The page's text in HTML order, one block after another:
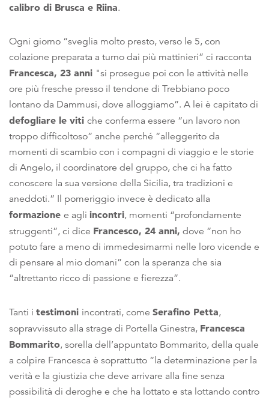
calibro di Brusca e Riina.
Ogni giorno “sveglia molto presto, verso le 5, con
colazione preparata a turno dai più mattinieri” ci racconta
Francesca, 23 anni "si prosegue poi con le attività nelle
ore più fresche presso il tendone di Trebbiano poco
lontano da Dammusi, dove alloggiamo”. A lei è capitato di
defogliare le viti che conferma essere “un lavoro non
troppo difficoltoso” anche perché “alleggerito da
momenti di scambio con i compagni di viaggio e le storie
di Angelo, il coordinatore del gruppo, che ci ha fatto
conoscere la sua versione della Sicilia, tra tradizioni e
aneddoti.” Il pomeriggio invece è dedicato alla
formazione e agli incontri, momenti “profondamente
struggenti”, ci dice Francesco, 24 anni, dove “non ho
potuto fare a meno di immedesimarmi nelle loro vicende e
di pensare al mio domani” con la speranza che sia
“altrettanto ricco di passione e fierezza”.
Tanti i testimoni incontrati, come Serafino Petta,
sopravvissuto alla strage di Portella Ginestra, Francesca
Bommarito, sorella dell’appuntato Bommarito, della quale
a colpire Francesca è soprattutto “la determinazione per la
verità e la giustizia che deve arrivare alla fine senza
possibilità di deroghe e che ha lottato e sta lottando contro